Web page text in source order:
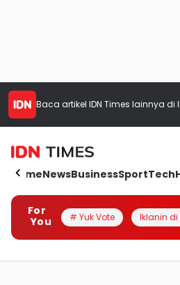
Baca artikel IDN Times lainnya di
HomeNewsBusinessSportTech
For
You
# Yuk Vote Iklanin di